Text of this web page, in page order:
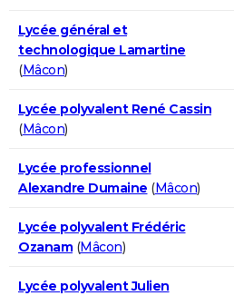
Lycée général et
technologique Lamartine
(Mâcon)
Lycée polyvalent René Cassin
(Mâcon)
Lycée professionnel
Alexandre Dumaine (Mâcon)
Lycée polyvalent Frédéric
Ozanam(Mâcon)
Lycée polyvalent Julien